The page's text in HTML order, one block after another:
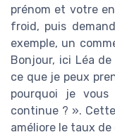
prénom et votre
froid, puis
exemple, un
Bonjour, ici Léa
ce que je peux
pourquoi je
continue ? ».
améliore le taux